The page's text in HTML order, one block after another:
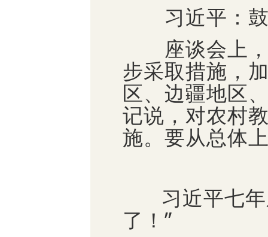
习近平：鼓
座谈会上，
步采取措施，
区、边疆地区
记说，对农村
施。要从总体
习近平七年
了！”